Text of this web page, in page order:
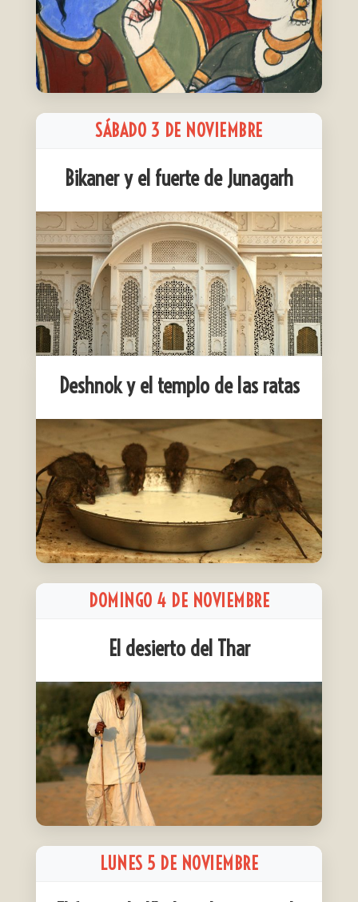
SÁBADO 3 DE NOVIEMBRE
Bikaner y el fuerte de Junagarh
Deshnok y el templo de las ratas
DOMINGO 4 DE NOVIEMBRE
El desierto del Thar
LUNES 5 DE NOVIEMBRE